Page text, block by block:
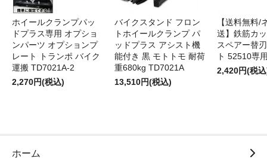
ホイールクランプパッ
ドプラス専用 オプショ
ンパーツ オプションプ
レート トランポ バイク
運搬 TD7021A-2
2,270円(税込)
バイクスタンド フロン
トホイールクランプ パ
ッドプラス アシスト機
能付き 黒 モトトモ 耐荷
重680kg TD7021A
13,510円(税込)
【送料無料/
送】鉄筋カ
スペアー替
ト 52510専
2,420円(税
ホーム